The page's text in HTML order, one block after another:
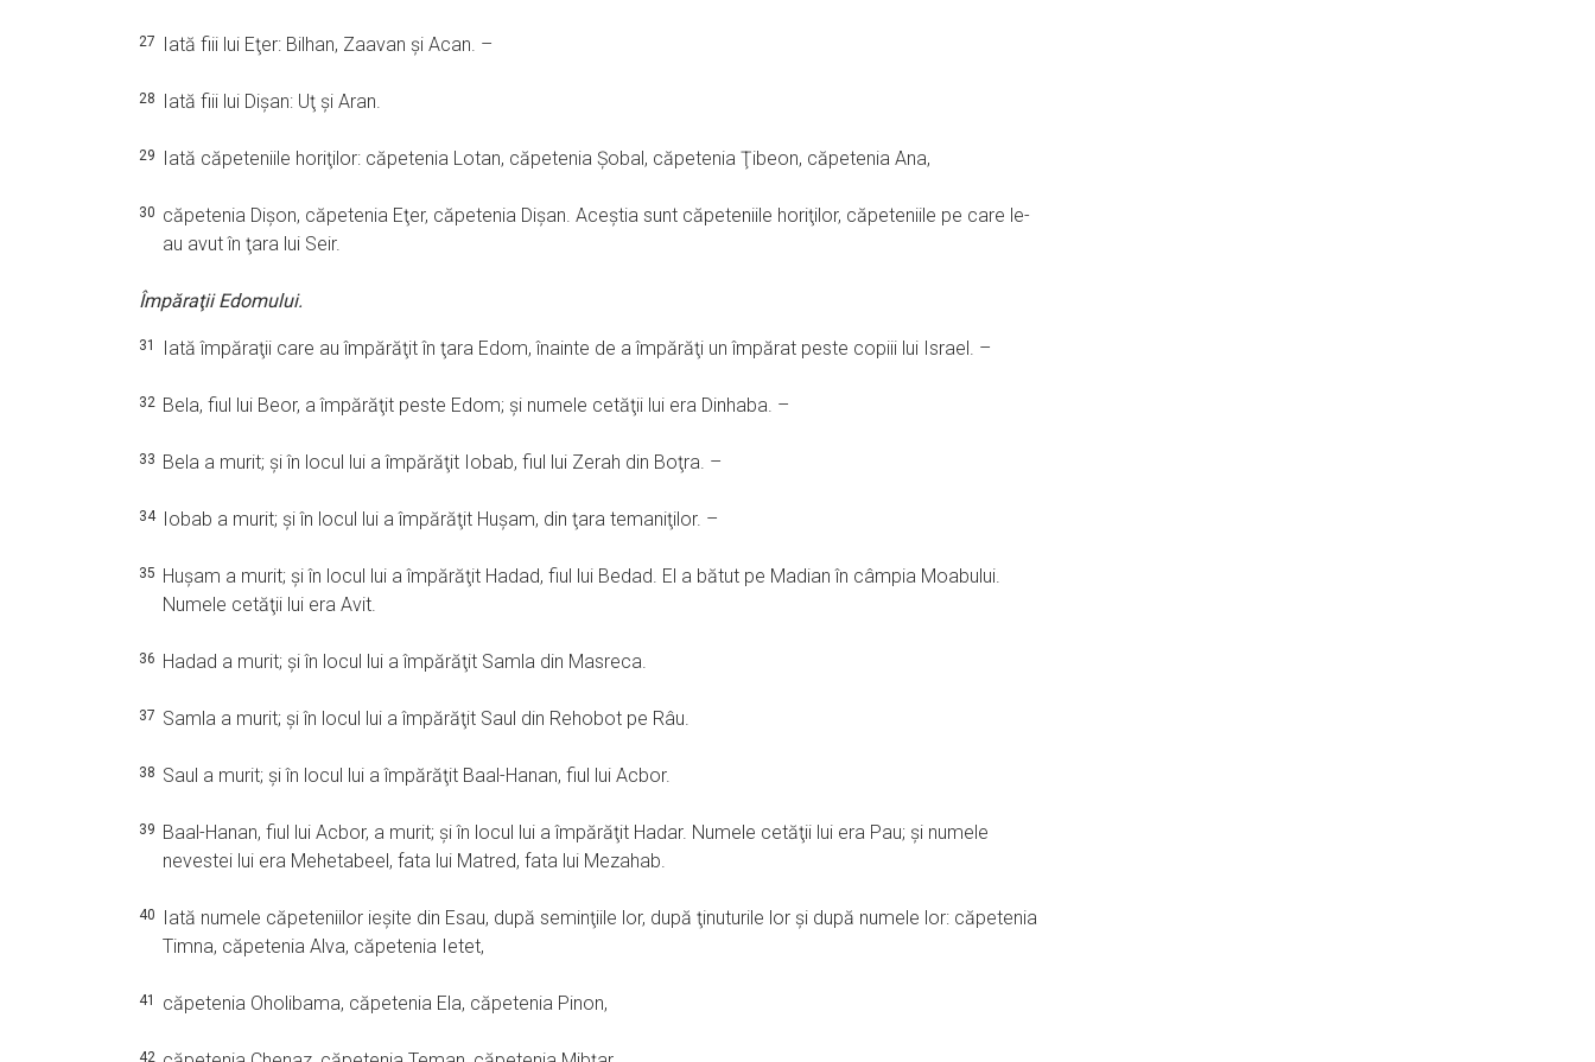
27 Iată fiii lui Eţer: Bilhan, Zaavan şi Acan. –
28 Iată fiii lui Dişan: Uţ şi Aran.
29 Iată căpeteniile horiţilor: căpetenia Lotan, căpetenia Şobal, căpetenia Ţibeon, căpetenia Ana,
30 căpetenia Dişon, căpetenia Eţer, căpetenia Dişan. Aceştia sunt căpeteniile horiţilor, căpeteniile pe care le-
au avut în ţara lui Seir.
Împăraţii Edomului.
31 Iată împăraţii care au împărăţit în ţara Edom, înainte de a împărăţi un împărat peste copiii lui Israel. –
32 Bela, fiul lui Beor, a împărăţit peste Edom; şi numele cetăţii lui era Dinhaba. –
33 Bela a murit; şi în locul lui a împărăţit Iobab, fiul lui Zerah din Boţra. –
34 Iobab a murit; şi în locul lui a împărăţit Huşam, din ţara temaniţilor. –
35 Huşam a murit; şi în locul lui a împărăţit Hadad, fiul lui Bedad. El a bătut pe Madian în câmpia Moabului.
Numele cetăţii lui era Avit.
36 Hadad a murit; şi în locul lui a împărăţit Samla din Masreca.
37 Samla a murit; şi în locul lui a împărăţit Saul din Rehobot pe Râu.
38 Saul a murit; şi în locul lui a împărăţit Baal-Hanan, fiul lui Acbor.
39 Baal-Hanan, fiul lui Acbor, a murit; şi în locul lui a împărăţit Hadar. Numele cetăţii lui era Pau; şi numele
nevestei lui era Mehetabeel, fata lui Matred, fata lui Mezahab.
40
Iată numele căpeteniilor ieşite din Esau, după seminţiile lor, după ţinuturile lor şi după numele lor: căpetenia
Timna, căpetenia Alva, căpetenia Ietet,
41 căpetenia Oholibama, căpetenia Ela, căpetenia Pinon,
42